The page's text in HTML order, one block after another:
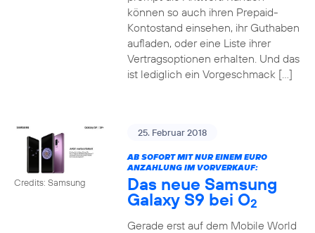
können so auch ihren Prepaid-
Kontostand einsehen, ihr Guthaben
aufladen, oder eine Liste ihrer
Vertragsoptionen erhalten. Und das
ist lediglich ein Vorgeschmack […]
Credits: Samsung
25. Februar 2018
AB SOFORT MIT NUR EINEM EURO
ANZAHLUNG IM VORVERKAUF:
Das neue Samsung
Galaxy S9 bei O2
Gerade erst auf dem Mobile World